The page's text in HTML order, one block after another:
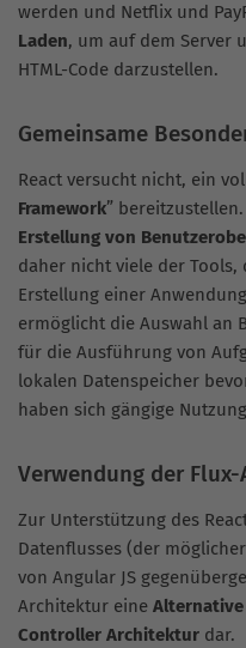
werden und Netflix und
Laden, um auf dem Server
HTML-Code darzustellen.
Gemeinsame
React versucht nicht, ein
Framework”
Erstellung von
daher nicht viele der
Erstellung einer
ermöglicht die Auswahl an
für die Ausführung von
lokalen Datenspeicher
haben sich gängige
Verwendung der
Zur Unterstützung des
Datenflusses (der
von Angular JS
Architektur eine Alternative
Controller Architektur dar.